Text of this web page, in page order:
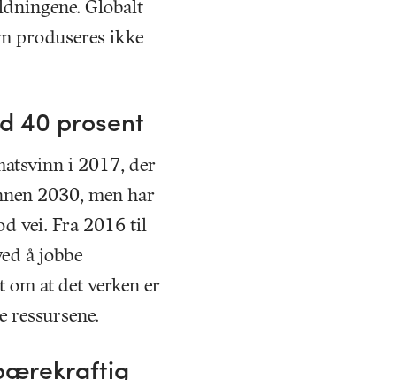
Globalt
produseres ikke
40 prosent
i 2017, der
2030, men har
vei. Fra 2016 til
å jobbe
om at det verken er